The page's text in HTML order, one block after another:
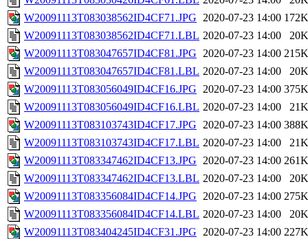
W20091113T083038562ID4CF71.JPG 2020-07-23 14:00 172K
W20091113T083038562ID4CF71.LBL 2020-07-23 14:00
20K
W20091113T083047657ID4CF81.JPG 2020-07-23 14:00 215K
W20091113T083047657ID4CF81.LBL 2020-07-23 14:00
20K
W20091113T083056049ID4CF16.JPG 2020-07-23 14:00 375K
W20091113T083056049ID4CF16.LBL 2020-07-23 14:00
21K
W20091113T083103743ID4CF17.JPG 2020-07-23 14:00 388K
W20091113T083103743ID4CF17.LBL 2020-07-23 14:00
21K
W20091113T083347462ID4CF13.JPG 2020-07-23 14:00 261K
W20091113T083347462ID4CF13.LBL 2020-07-23 14:00
20K
W20091113T083356084ID4CF14.JPG 2020-07-23 14:00 275K
W20091113T083356084ID4CF14.LBL 2020-07-23 14:00
20K
W20091113T083404245ID4CF31.JPG 2020-07-23 14:00 227K